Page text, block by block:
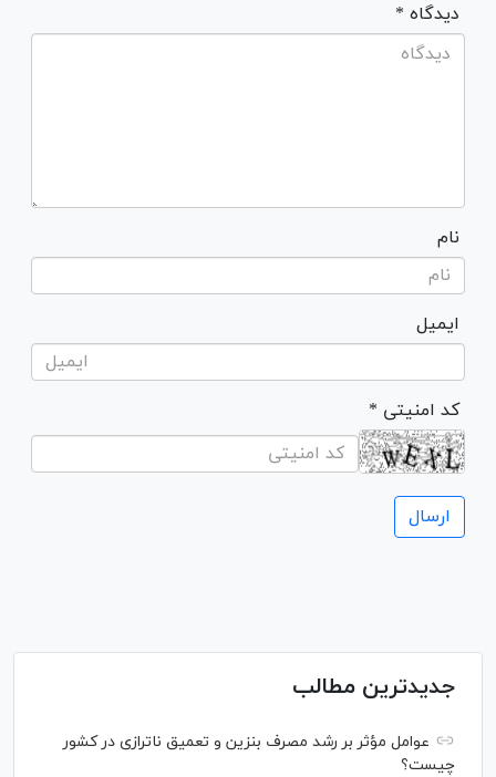
* دیدگاه
نام
ایمیل
* کد امنیتی
جدیدترین مطالب
عوامل مؤثر بر رشد مصرف بنزین و تعمیق ناترازی در کشور
چیست؟